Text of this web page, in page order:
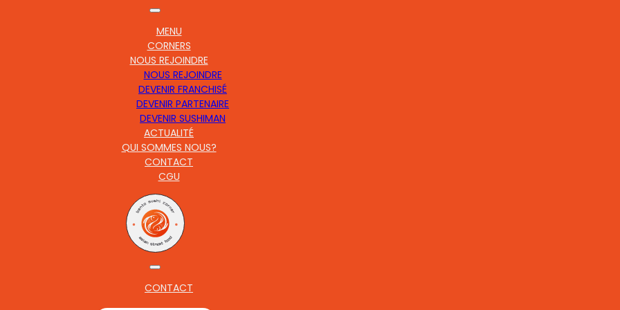
MENU
CORNERS
NOUS REJOINDRE
NOUS REJOINDRE
DEVENIR FRANCHISÉ
DEVENIR PARTENAIRE
DEVENIR SUSHIMAN
ACTUALITÉ
QUI SOMMES NOUS?
CONTACT
CGU
CONTACT